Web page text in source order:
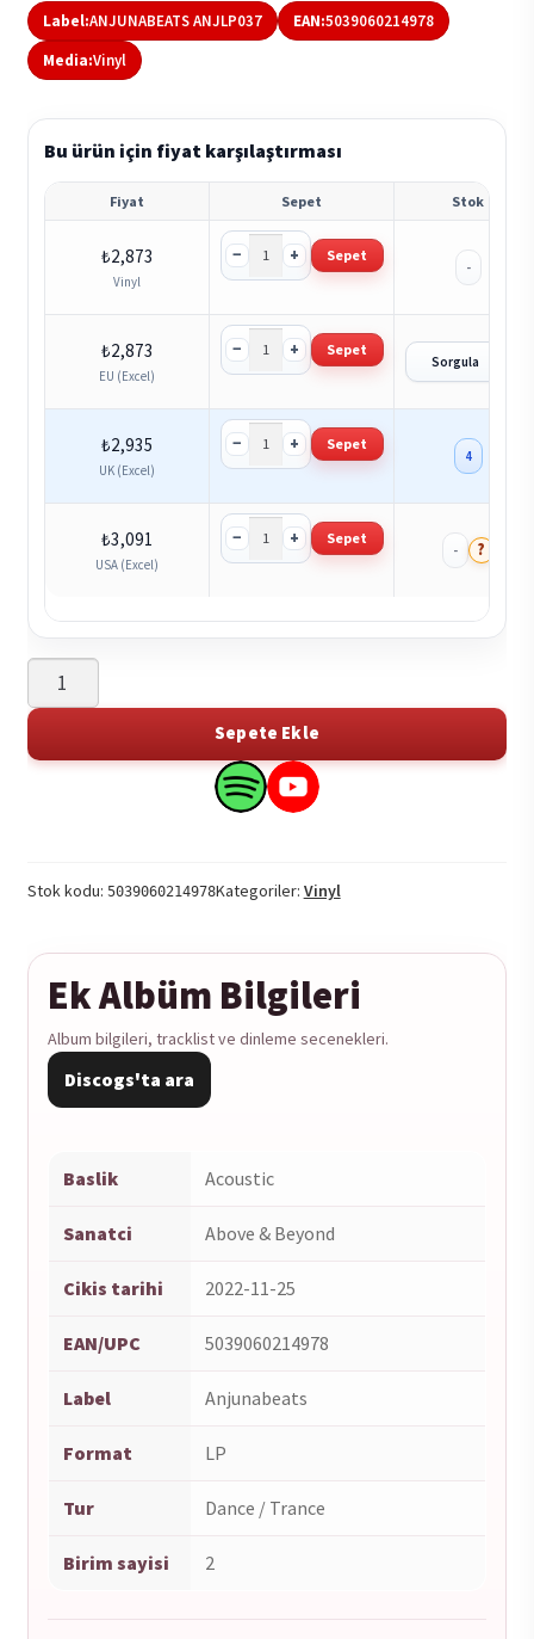
Label:ANJUNABEATS ANJLP037 EAN:5039060214978
Media:Vinyl
Bu ürün için fiyat karşılaştırması
Fiyat Sepet Stok
₺2,873
Vinyl
− + Sepet
-
₺2,873
EU (Excel)
− + Sepet
Sorgula
₺2,935
UK (Excel)
− + Sepet
4
₺3,091
USA (Excel)
− + Sepet
- ?
Above
&
-
Sepete Ekle
Search
on
Search
on
Stok kodu: 5039060214978Kategoriler: Vinyl
Ek Albüm Bilgileri
Album bilgileri, tracklist ve dinleme secenekleri.
Discogs'ta ara
Baslik Acoustic
Sanatci Above & Beyond
Cikis tarihi 2022-11-25
EAN/UPC 5039060214978
Label Anjunabeats
Format LP
Tur Dance / Trance
Birim sayisi 2